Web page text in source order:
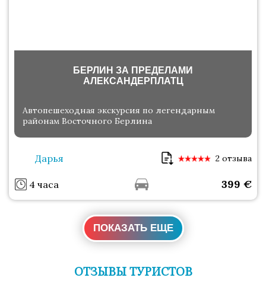
БЕРЛИН ЗА ПРЕДЕЛАМИ
АЛЕКСАНДЕРПЛАТЦ
Автопешеходная экскурсия по легендарным
районам Восточного Берлина
Дарья 2 отзыва
4 часа 399 €
ПОКАЗАТЬ ЕЩЕ
ОТЗЫВЫ ТУРИСТОВ